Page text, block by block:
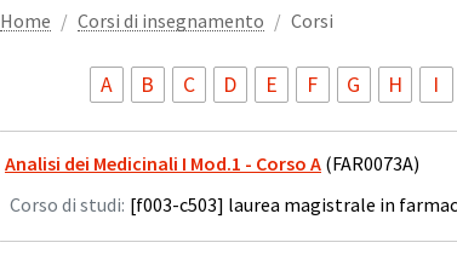
Home Corsi di insegnamento Corsi
A B C D E F G H I
Analisi dei Medicinali I Mod.1 - Corso A (FAR0073A)
Corso di studi: [f003-c503] laurea magistrale in